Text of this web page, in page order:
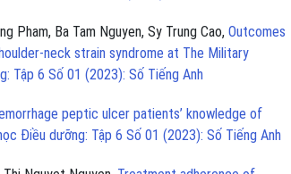
Pham, Ba Tam Nguyen, Sy Trung Cao, Outcomes
neck strain syndrome at The Military
Tập 6 Số 01 (2023): Số Tiếng Anh
peptic ulcer patients’ knowledge of
Điều dưỡng: Tập 6 Số 01 (2023): Số Tiếng Anh